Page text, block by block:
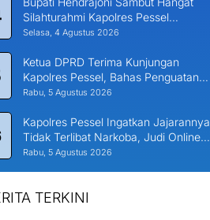
Silahturahmi Kapolres Pessel
Bersama PJU
Selasa, 4 Agustus 2026
Ketua DPRD Terima Kunjungan
Kapolres Pessel, Bahas Penguatan
Kerjasama Hankamtibmas
Rabu, 5 Agustus 2026
Kapolres Pessel Ingatkan Jajarannya
Tidak Terlibat Narkoba, Judi Online
dan KDRT
Rabu, 5 Agustus 2026
TERKINI